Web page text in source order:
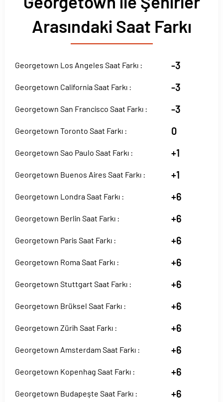
Arasındaki Saat Farkı
Georgetown Los Angeles Saat Farkı : -3
Georgetown California Saat Farkı : -3
Georgetown San Francisco Saat Farkı : -3
Georgetown Toronto Saat Farkı : 0
Georgetown Sao Paulo Saat Farkı : +1
Georgetown Buenos Aires Saat Farkı : +1
Georgetown Londra Saat Farkı : +6
Georgetown Berlin Saat Farkı : +6
Georgetown Paris Saat Farkı : +6
Georgetown Roma Saat Farkı : +6
Georgetown Stuttgart Saat Farkı : +6
Georgetown Brüksel Saat Farkı : +6
Georgetown Zürih Saat Farkı : +6
Georgetown Amsterdam Saat Farkı : +6
Georgetown Kopenhag Saat Farkı : +6
Georgetown Budapeşte Saat Farkı : +6